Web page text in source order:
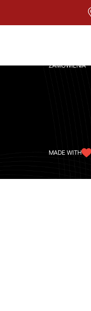
ZAMÓWIENIA
MADE WITH